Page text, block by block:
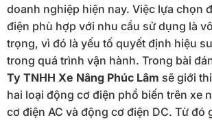
doanh nghiệp hiện nay. Việc lựa chọn
điện phù hợp với nhu cầu sử dụng là
trọng, vì đó là yếu tố quyết định hiệu
trong quá trình vận hành. Trong bài
Ty TNHH Xe Nâng Phúc Lâm sẽ giới
hai loại động cơ điện phổ biến trên xe
cơ điện AC và động cơ điện DC. Từ đó